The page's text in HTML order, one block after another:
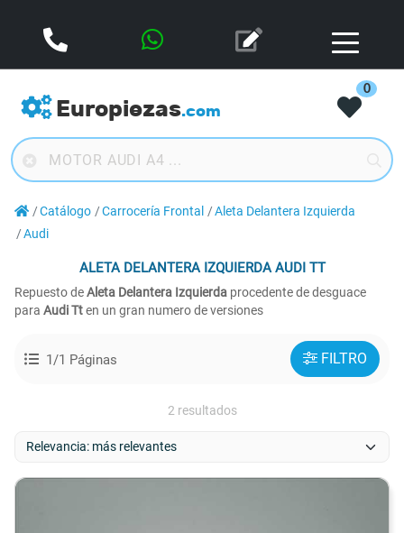
Europiezas.com
0
Catálogo Carrocería Frontal
Aleta Delantera Izquierda
Audi
ALETA DELANTERA IZQUIERDAAUDI TT
Repuesto deAleta Delantera Izquierda procedente de desguace
para Audi Tten un gran numero de versiones
1/1 Páginas FILTRO
2 resultados